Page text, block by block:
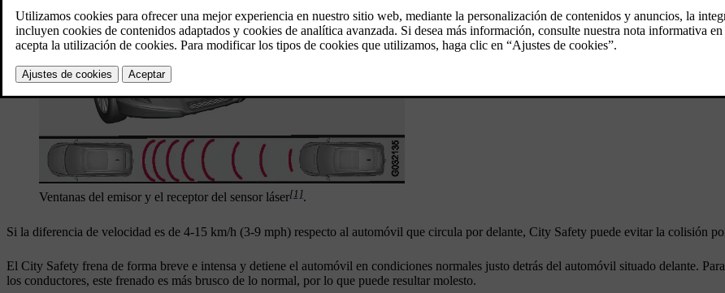
Ventanas del emisor y el receptor del sensor láser[1].
Si la diferencia de velocidad es de 4-15 km/h (3-9 mph) respecto al automóvil que circula por delante, City Safety puede evitar la colisión
El City Safety frena de forma breve e intensa y detiene el automóvil en condiciones normales justo detrás del automóvil situado delante.
los conductores, este frenado es más brusco de lo normal, por lo que puede resultar molesto.